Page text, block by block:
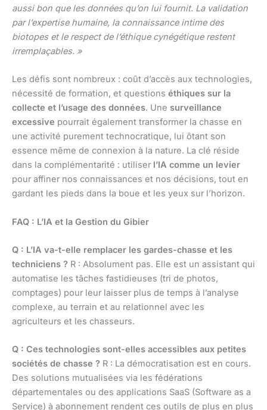
aussi bon que les données qu’on lui fournit. La validation
par l’expertise humaine, la connaissance intime des
biotopes et le respect de l’éthique cynégétique restent
irremplaçables. »
Les défis sont nombreux : coût d’accès aux technologies,
nécessité de formation, et questions éthiques sur la
collecte et l’usage des données. Une surveillance
excessive pourrait également transformer la chasse en
une activité purement technocratique, lui ôtant son
essence même de connexion à la nature. La clé réside
dans la complémentarité : utiliser l’IA comme un levier
pour affiner nos connaissances et nos décisions, tout en
gardant les pieds dans la boue et les yeux sur l’horizon.
FAQ : L’IA et la Gestion du Gibier
Q : L’IA va-t-elle remplacer les gardes-chasse et les
techniciens ? R : Absolument pas. Elle est un assistant qui
automatise les tâches fastidieuses (tri de photos,
comptages) pour leur laisser plus de temps à l’analyse
complexe, au terrain et au relationnel avec les
agriculteurs et les chasseurs.
Q : Ces technologies sont-elles accessibles aux petites
sociétés de chasse ? R : La démocratisation est en cours.
Des solutions mutualisées via les fédérations
départementales ou des applications SaaS (Software as a
Service) à abonnement rendent ces outils de plus en plus